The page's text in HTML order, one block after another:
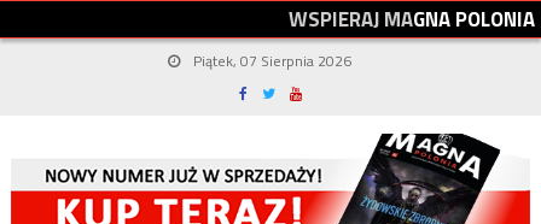
WSPIERAJMAGNAPOLONIA
Piątek, 07 Sierpnia 2026